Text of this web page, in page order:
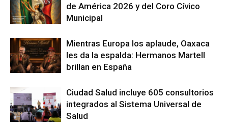
de América 2026 y del Coro Cívico
Municipal
Mientras Europa los aplaude, Oaxaca
les da la espalda: Hermanos Martell
brillan en España
Ciudad Salud incluye 605 consultorios
integrados al Sistema Universal de
Salud